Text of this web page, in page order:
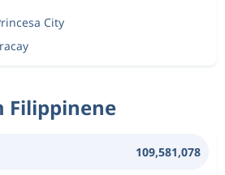
City
Filippinene
109,581,078